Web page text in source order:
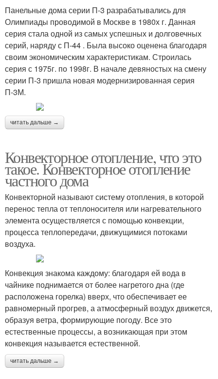
Панельные дома серии П-3 разрабатывались для
Олимпиады проводимой в Москве в 1980х г. Данная
серия стала одной из самых успешных и долговечных
серий, наряду с П-44 . Была высоко оценена благодаря
своим экономическим характеристикам. Строилась
серия с 1975г. по 1998г. В начале девяностых на смену
серии П-3 пришла новая модернизированная серия
П-3М.
читать дальше →
Конвекторное отопление, что это
такое. Конвекторное отопление
частного дома
Конвекторной называют систему отопления, в которой
перенос тепла от теплоносителя или нагревательного
элемента осуществляется с помощью конвекции,
процесса теплопередачи, движущимися потоками
воздуха.
Конвекция знакома каждому: благодаря ей вода в
чайнике поднимается от более нагретого дна (где
расположена горелка) вверх, что обеспечивает ее
равномерный прогрев, а атмосферный воздух движется,
образуя ветра, формирующие погоду. Все это
естественные процессы, а возникающая при этом
конвекция называется естественной.
читать дальше →